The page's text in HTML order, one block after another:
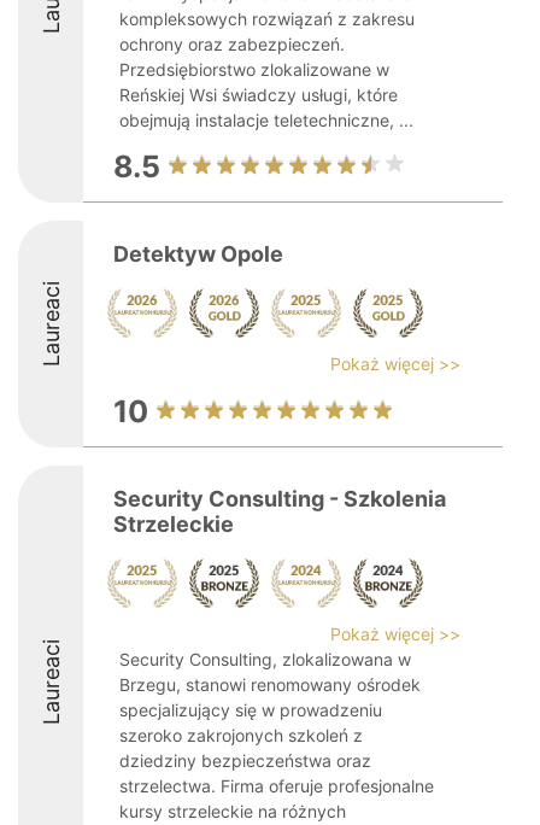
kompleksowych rozwiązań z zakresu
ochrony oraz zabezpieczeń.
Przedsiębiorstwo zlokalizowane w
Reńskiej Wsi świadczy usługi, które
obejmują instalacje teletechniczne, ...
8.5
Laureaci
Detektyw Opole
Pokaż więcej >>
10
Laureaci
Security Consulting - Szkolenia
Strzeleckie
Pokaż więcej >>
Security Consulting, zlokalizowana w
Brzegu, stanowi renomowany ośrodek
specjalizujący się w prowadzeniu
szeroko zakrojonych szkoleń z
dziedziny bezpieczeństwa oraz
strzelectwa. Firma oferuje profesjonalne
kursy strzeleckie na różnych